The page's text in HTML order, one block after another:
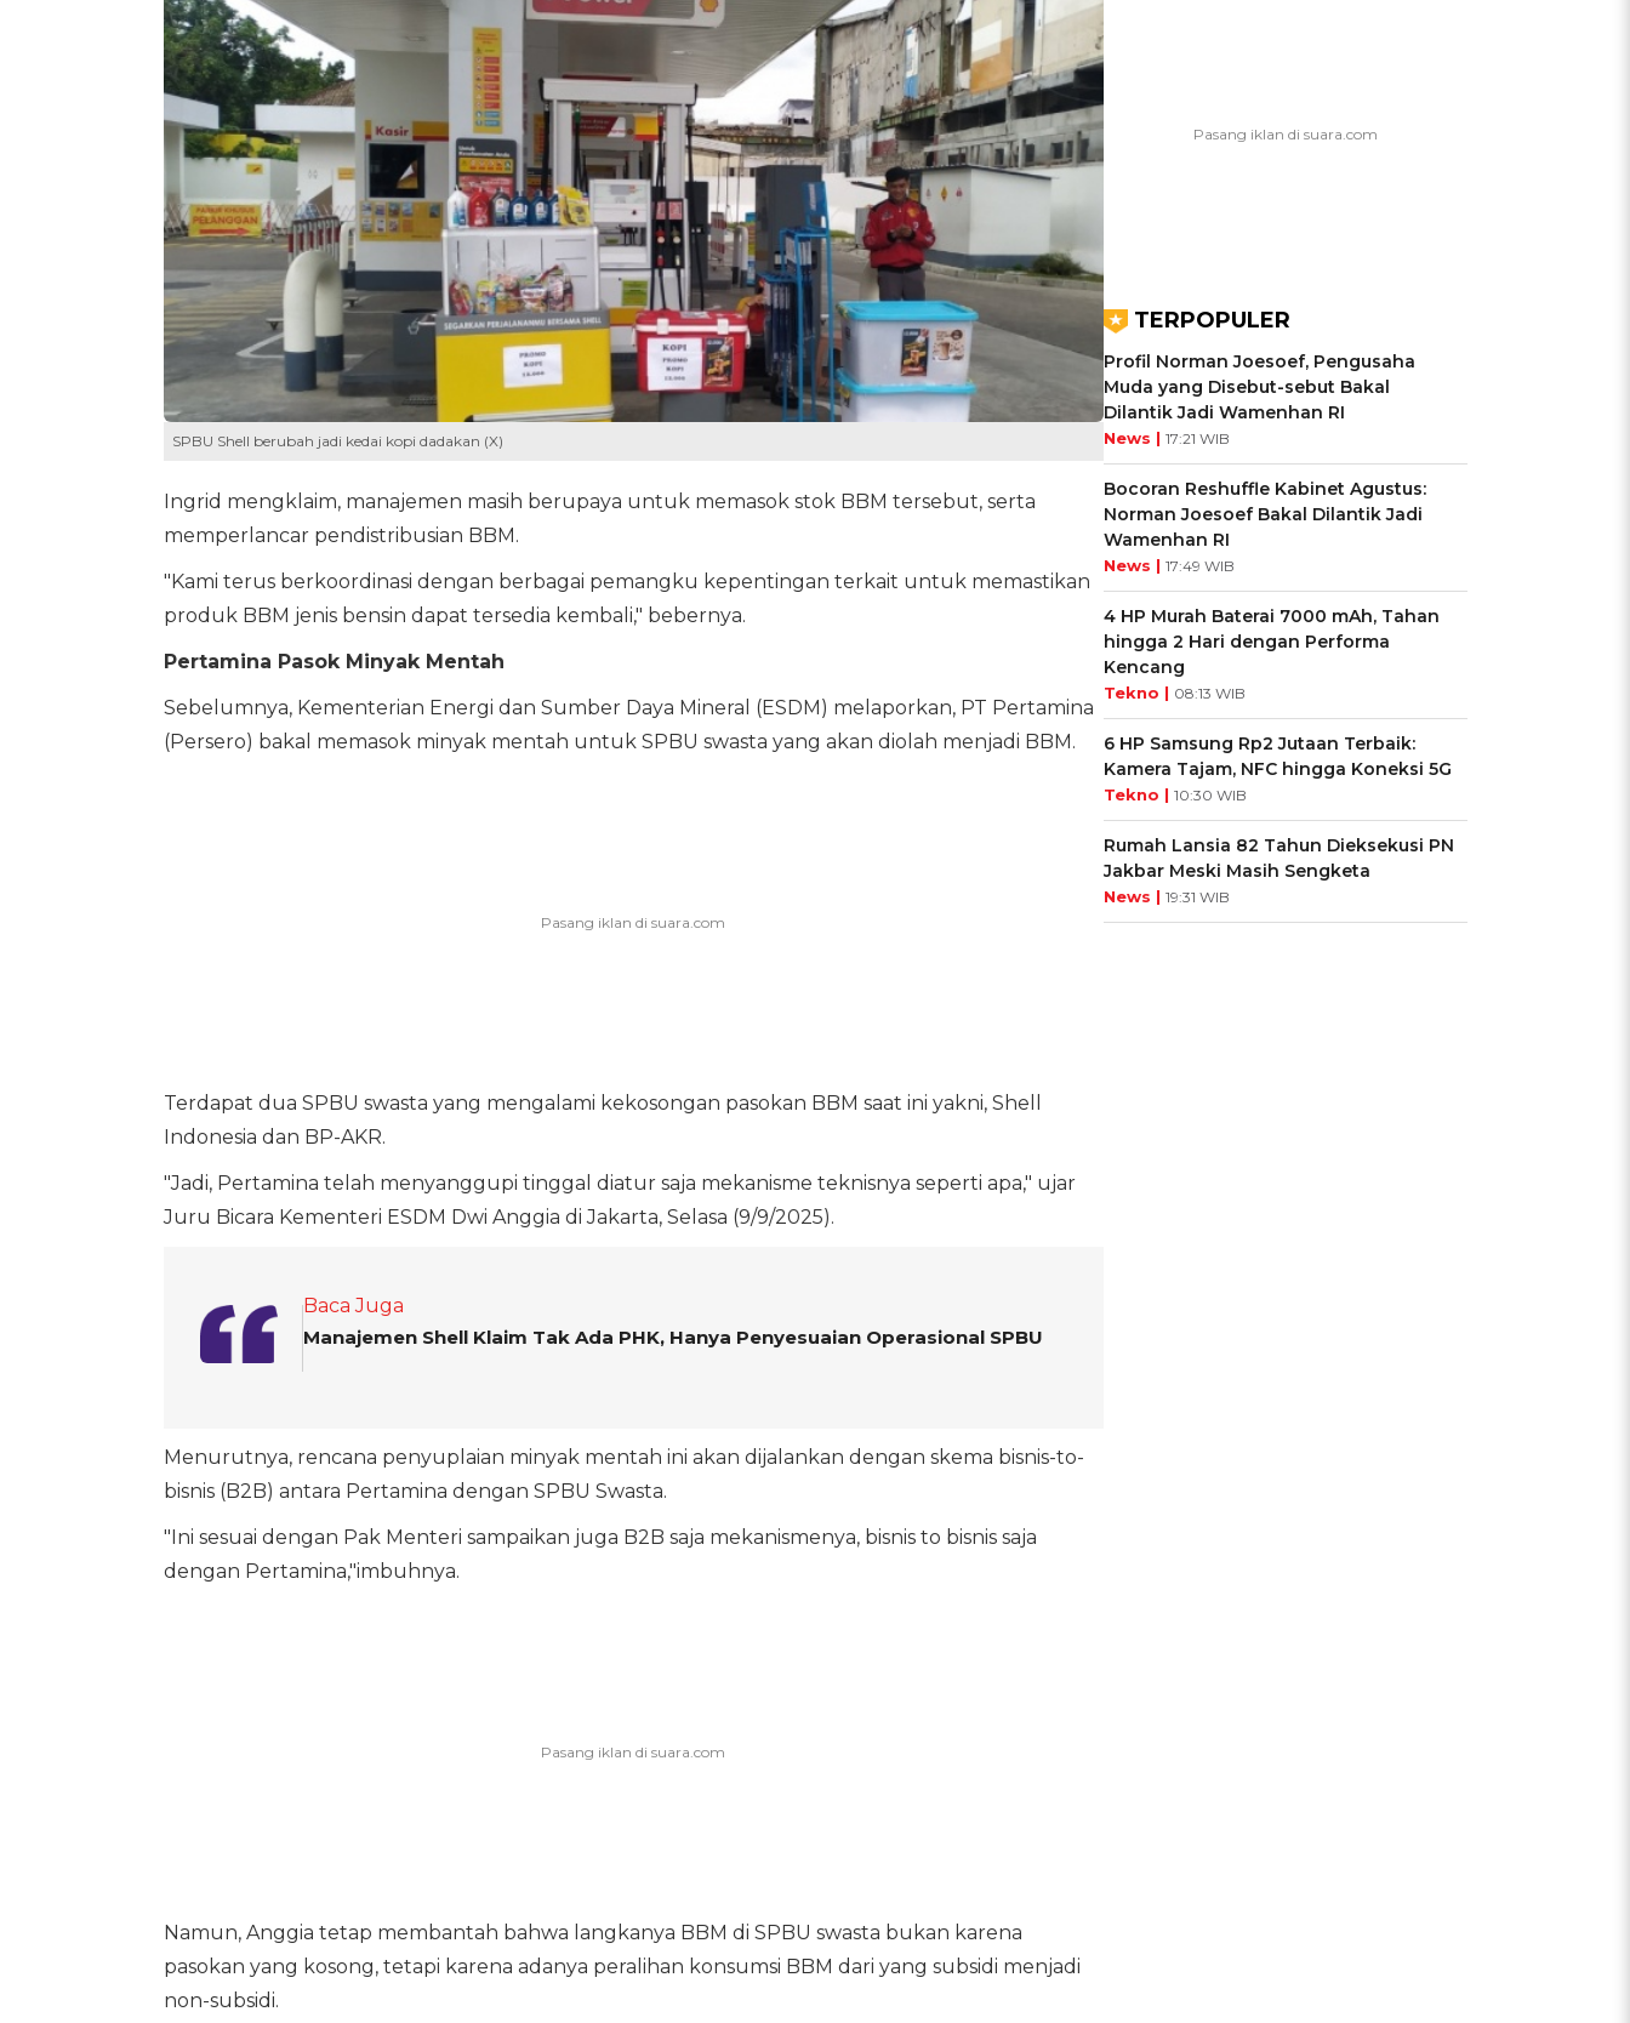
SPBU Shell berubah jadi kedai kopi dadakan (X)
Ingrid mengklaim, manajemen masih berupaya untuk memasok stok BBM tersebut, serta
memperlancar pendistribusian BBM.
"Kami terus berkoordinasi dengan berbagai pemangku kepentingan terkait untuk memastikan
produk BBM jenis bensin dapat tersedia kembali," bebernya.
Pertamina Pasok Minyak Mentah
Sebelumnya, Kementerian Energi dan Sumber Daya Mineral (ESDM) melaporkan, PT Pertamina
(Persero) bakal memasok minyak mentah untuk SPBU swasta yang akan diolah menjadi BBM.
Terdapat dua SPBU swasta yang mengalami kekosongan pasokan BBM saat ini yakni, Shell
Indonesia dan BP-AKR.
"Jadi, Pertamina telah menyanggupi tinggal diatur saja mekanisme teknisnya seperti apa," ujar
Juru Bicara Kementeri ESDM Dwi Anggia di Jakarta, Selasa (9/9/2025).
Baca Juga
Manajemen Shell Klaim Tak Ada PHK, Hanya Penyesuaian Operasional SPBU
Menurutnya, rencana penyuplaian minyak mentah ini akan dijalankan dengan skema bisnis-to-
bisnis (B2B) antara Pertamina dengan SPBU Swasta.
"Ini sesuai dengan Pak Menteri sampaikan juga B2B saja mekanismenya, bisnis to bisnis saja
dengan Pertamina,"imbuhnya.
Namun, Anggia tetap membantah bahwa langkanya BBM di SPBU swasta bukan karena
pasokan yang kosong, tetapi karena adanya peralihan konsumsi BBM dari yang subsidi menjadi
non-subsidi.
TERPOPULER
Profil Norman Joesoef, Pengusaha
Muda yang Disebut-sebut Bakal
Dilantik Jadi Wamenhan RI
News | 17:21 WIB
Bocoran Reshuffle Kabinet Agustus:
Norman Joesoef Bakal Dilantik Jadi
Wamenhan RI
News | 17:49 WIB
4 HP Murah Baterai 7000 mAh, Tahan
hingga 2 Hari dengan Performa
Kencang
Tekno | 08:13 WIB
6 HP Samsung Rp2 Jutaan Terbaik:
Kamera Tajam, NFC hingga Koneksi 5G
Tekno | 10:30 WIB
Rumah Lansia 82 Tahun Dieksekusi PN
Jakbar Meski Masih Sengketa
News | 19:31 WIB